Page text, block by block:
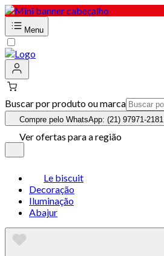
Menu
Buscar por produto ou marca
Compre pelo WhatsApp: (21) 97971-2181
Ver ofertas para a região
Le biscuit
Decoração
Iluminação
Abajur